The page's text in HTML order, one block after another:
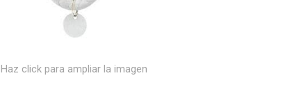
Haz click para ampliar la imagen